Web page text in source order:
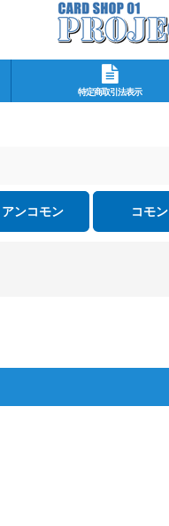
特定商取引法表示
アンコモン コモン